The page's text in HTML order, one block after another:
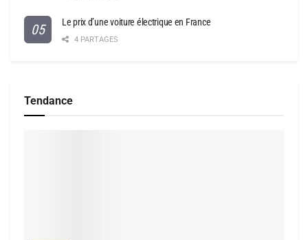
Le prix d’une voiture électrique en France
4 PARTAGES
Tendance